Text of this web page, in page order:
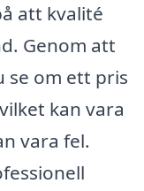
att kvalité
Genom att
se om ett pris
kan vara
vara fel.